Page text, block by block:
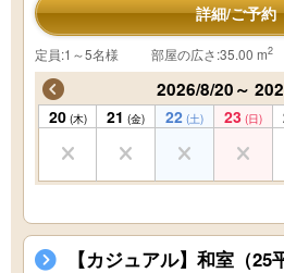
詳細/ご予約
定員:1～5名様 部屋の広さ:35.00 m2
2026/8/20～
20 (木) 21 (金) 22 (土) 23 (日)
【カジュアル】和室（25